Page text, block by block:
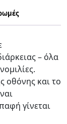
– όλα
οθόνης και το
γίνεται